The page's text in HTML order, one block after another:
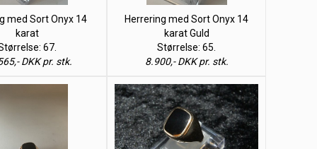
med Sort Onyx 14
karat
67.
DKK pr. stk.
Herrering med Sort Onyx 14
karat Guld
Størrelse: 65.
8.900,- DKK pr. stk.